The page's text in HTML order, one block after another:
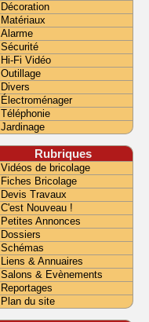
Décoration
Matériaux
Alarme
Sécurité
Hi-Fi Vidéo
Outillage
Divers
Électroménager
Téléphonie
Jardinage
Rubriques
Vidéos de bricolage
Fiches Bricolage
Devis Travaux
C'est Nouveau !
Petites Annonces
Dossiers
Schémas
Liens & Annuaires
Salons & Evènements
Reportages
Plan du site